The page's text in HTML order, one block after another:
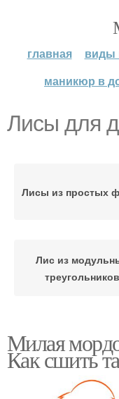
главная виды
маникюр в
Лисы для
Лисы из простых
Лис из
треугольников
Милая
Как сшить